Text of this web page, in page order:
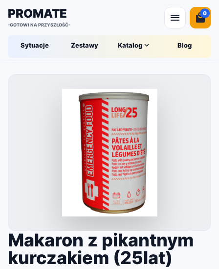
PROMATE
-GOTOWI NA PRZYSZŁOŚĆ-
0
Sytuacje Zestawy Katalog Blog
Makaron z pikantnym
kurczakiem (25lat)